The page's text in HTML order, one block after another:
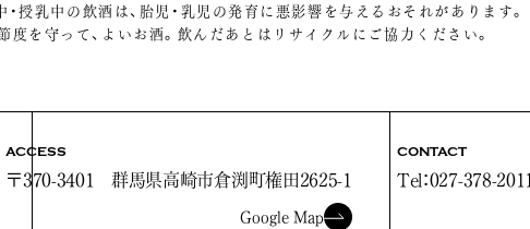
・授乳中の飲酒は、胎児・乳児の発育に悪影響を与えるおそれがあります。
度を守って、よいお酒。飲んだあとはリサイクルにご協力ください。
ACCESS
〒370-3401 群馬県高崎市倉渕町権田2625-1
Google Map
CONTACT
Tel：027-378-2011